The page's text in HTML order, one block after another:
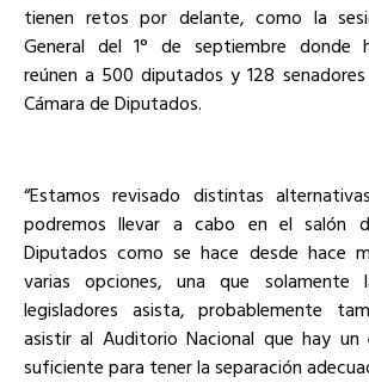
tienen retos por delante, como la
General del 1° de septiembre donde
reúnen a 500 diputados y 128
Cámara de Diputados.
“Estamos revisado distintas
podremos llevar a cabo en el salón
Diputados como se hace desde hace
varias opciones, una que
legisladores asista, probablemente
asistir al Auditorio Nacional que hay un
suficiente para tener la separación